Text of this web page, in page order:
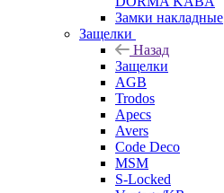
Замки накладные
Защелки
Назад
Защелки
AGB
Trodos
Apecs
Avers
Code Deco
MSM
S-Locked